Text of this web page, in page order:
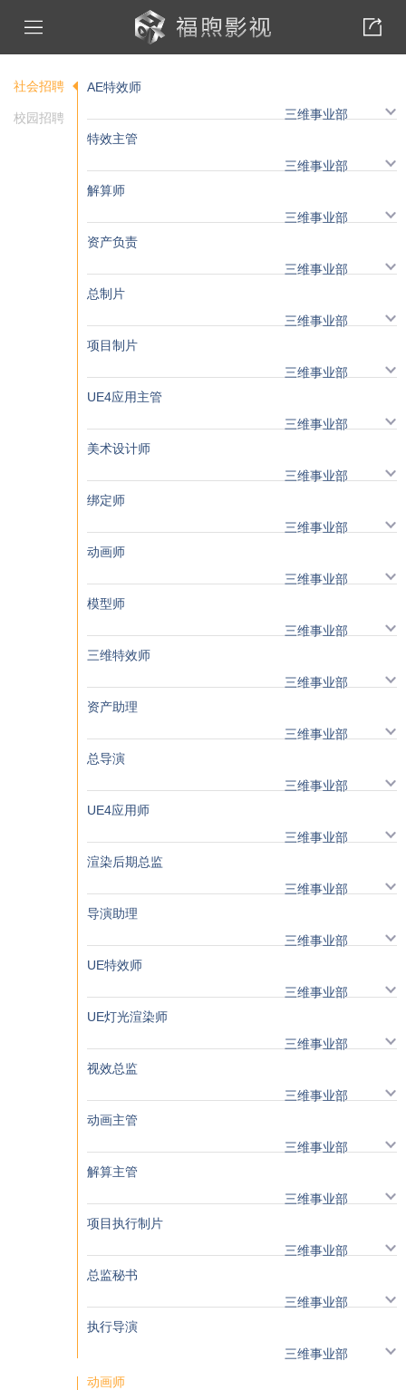
社会招聘
校园招聘
AE特效师
三维事业部
特效主管
三维事业部
解算师
三维事业部
资产负责
三维事业部
总制片
三维事业部
项目制片
三维事业部
UE4应用主管
三维事业部
美术设计师
三维事业部
绑定师
三维事业部
动画师
三维事业部
模型师
三维事业部
三维特效师
三维事业部
资产助理
三维事业部
总导演
三维事业部
UE4应用师
三维事业部
渲染后期总监
三维事业部
导演助理
三维事业部
UE特效师
三维事业部
UE灯光渲染师
三维事业部
视效总监
三维事业部
动画主管
三维事业部
解算主管
三维事业部
项目执行制片
三维事业部
总监秘书
三维事业部
执行导演
三维事业部
动画师